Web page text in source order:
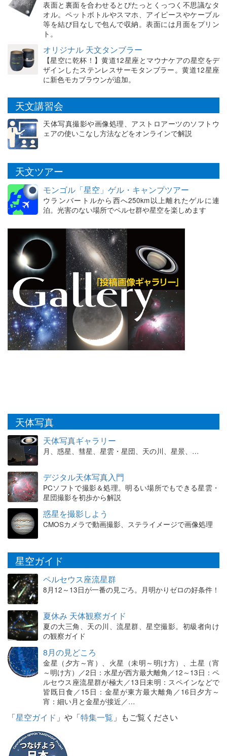
表面と裏面を合わせるとぴたっとくっつく不思議なタ
オル。ペットボトルやスマホ、アイピースやケーブル
等を結び目なしで包んで収納。表面には月面をプリン
ト。
オリジナル 天文タンブラー
【星空に乾杯！】黄道12星座とマウナケアの星空をデ
ザインしたステンレスサーモタンブラー。黄道12星座
に新色モカブラウンが追加。
天文講習会
天体写真撮影や画像処理、アストロアーツのソフトウ
ェアの使いこなし方法などをオンラインで解説
天文ツアー
モンゴル「星空」ゲル・キャンプツアー
ウランバートルから西へ250km以上離れたゲルに連
泊。光害のない場所でペルセ群や星空を楽しめます
天体写真
天体写真ギャラリー
月、惑星、彗星、星雲・星団、天の川、星景、…
デジタル天体写真入門
PCソフトで撮影＆処理。明るい場所でもできる星雲・
星団撮影を初歩から解説
惑星を撮影しよう
CMOSカメラで動画撮影、ステライメージで画像処理
星空ガイド
ペルセウス座流星群
8月12～13日が一番の見ごろ。月明かりゼロの好条件！
夏休み 天体観察ガイド
夏の大三角、天の川、流星群、星空撮影。初級者向け
の観察ガイド
8月の見どころ
金星（夕方～宵）、火星（未明～明け方）、土星（宵
～明け方）／2日：水星が西方最大離角／12～13日：ペ
ルセウス座流星群が極大／13日未明：スペインなどで
皆既日食／15日：金星が東方最大離角／16日夕方～
宵：細い月と金星が接近／…
「星空ガイド 」や「特集一覧 」もご覧ください